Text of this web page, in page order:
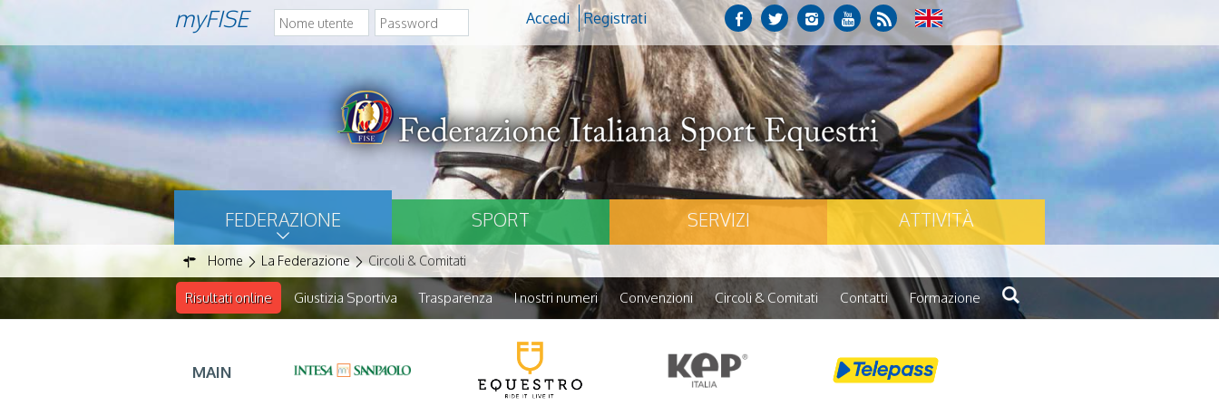
myFISE Accedi Registrati
FEDERAZIONE SPORT SERVIZI ATTIVITÀ
Home La Federazione Circoli & Comitati
Risultati online Giustizia Sportiva Trasparenza I nostri numeri Convenzioni Circoli & Comitati Contatti Formazione
MAIN